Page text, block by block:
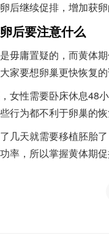
后继续促排，增加获
后要注意什么
毋庸置疑的，而黄体
家要想卵巢更快恢复
女性需要卧床休息48
行为都不利于卵巢的
几天就需要移植胚胎
率，所以掌握黄体期